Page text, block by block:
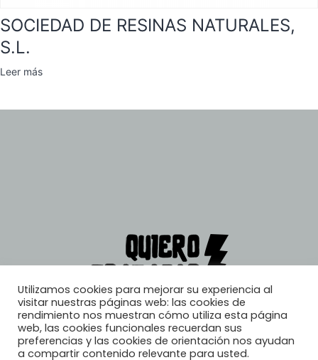
SOCIEDAD DE RESINAS NATURALES,
S.L.
Leer más
Utilizamos cookies para mejorar su experiencia al
visitar nuestras páginas web: las cookies de
rendimiento nos muestran cómo utiliza esta página
web, las cookies funcionales recuerdan sus
preferencias y las cookies de orientación nos ayudan
a compartir contenido relevante para usted.